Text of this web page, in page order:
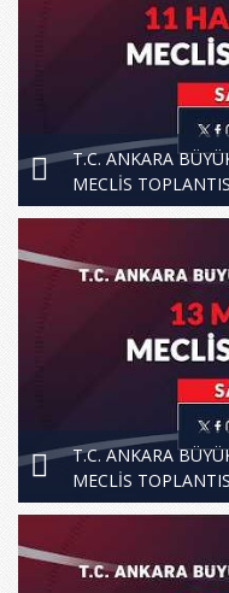
T.C. ANKARA
MECLİS
T.C. ANKARA
MECLİS